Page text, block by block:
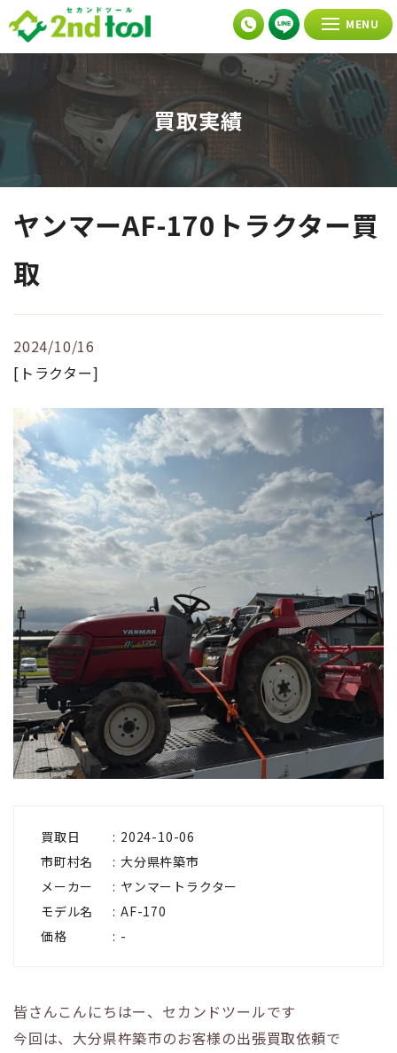
MENU
買取実績
ヤンマーAF-170トラクター買
取
2024/10/16
[トラクター]
買取日
2024-10-06
市町村名
大分県杵築市
メーカー
ヤンマートラクター
モデル名
AF-170
価格
-
皆さんこんにちはー、セカンドツールです
今回は、大分県杵築市のお客様の出張買取依頼で